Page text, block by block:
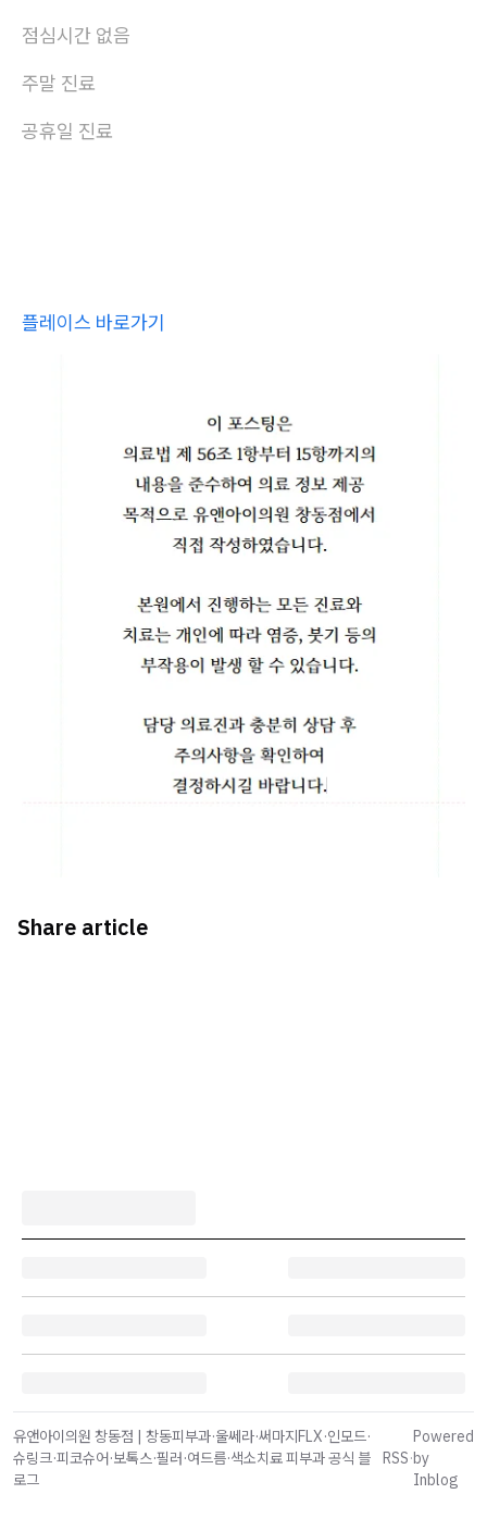
점심시간 없음
주말 진료
공휴일 진료
플레이스 바로가기
Share article
유앤아이의원 창동점 | 창동피부과·울쎄라·써마지FLX·인모드·
슈링크·피코슈어·보톡스·필러·여드름·색소치료 피부과 공식 블
로그
RSS·
Powered
by
Inblog